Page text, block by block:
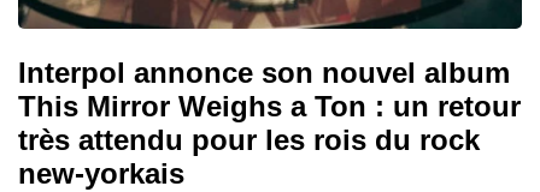
Interpol annonce son nouvel album
This Mirror Weighs a Ton : un retour
très attendu pour les rois du rock
new-yorkais